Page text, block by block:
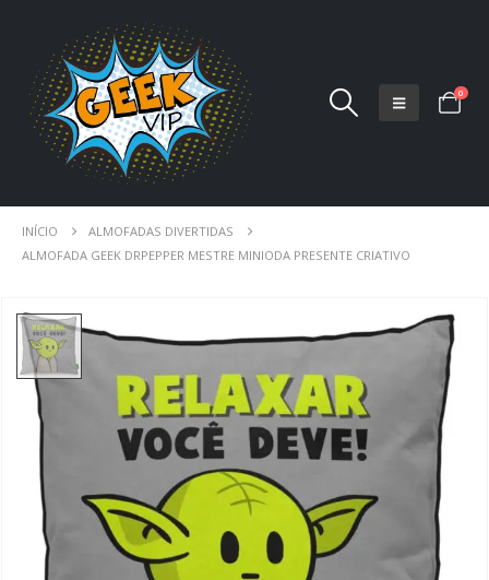
0
INÍCIO
ALMOFADAS DIVERTIDAS
ALMOFADA GEEK DRPEPPER MESTRE MINIODA PRESENTE CRIATIVO